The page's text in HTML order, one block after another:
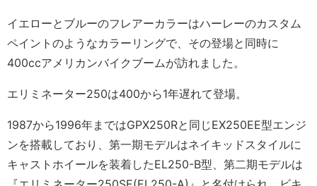
イエローとブルーのフレアーカラーはハーレーのカスタム
ペイントのようなカラーリングで、その登場と同時に
400ccアメリカンバイクブームが訪れました。
エリミネーター250は400から1年遅れて登場。
1987から1996年まではGPX250Rと同じEX250EE型エンジ
ンを搭載しており、第一期モデルはネイキッドスタイルに
キャストホイールを装着したEL250-B型、第二期モデルは